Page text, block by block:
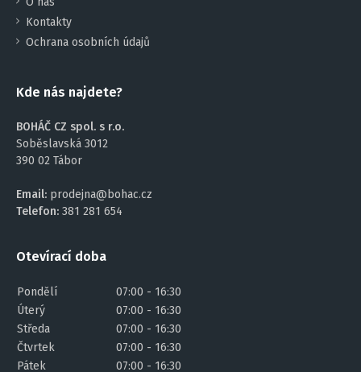
Kontakty
Ochrana osobních údajů
Kde nás najdete?
BOHÁČ CZ spol. s r.o.
Soběslavská 3012
390 02 Tábor
Email: prodejna@bohac.cz
Telefon: 381 281 654
Otevírací doba
Pondělí
07:00 - 16:30
Úterý
07:00 - 16:30
Středa
07:00 - 16:30
Čtvrtek
07:00 - 16:30
Pátek
07:00 - 16:30